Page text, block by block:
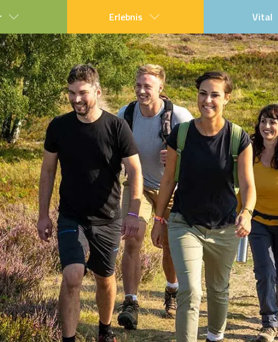
Erlebnis Vital